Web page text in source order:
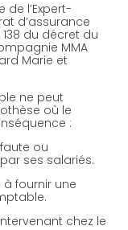
l’Expert-
d’assurance
du décret du
MMA
Marie et
ne peut
où le
:
ou
ses salariés.
fournir une
chez le